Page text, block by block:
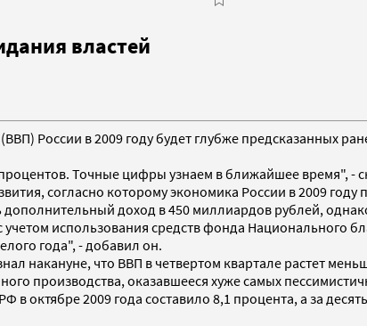
властей
России в 2009 году будет глубже предсказанных
Точные цифры узнаем в ближайшее время", -
согласно которому экономика России в 2009 году
дополнительный доход в 450 миллиардов рублей,
использования средств фонда Национального
года", - добавил он.
накануне, что ВВП в четвертом квартале растет
производства, оказавшееся хуже самых
в октябре 2009 года составило 8,1 процента, а за